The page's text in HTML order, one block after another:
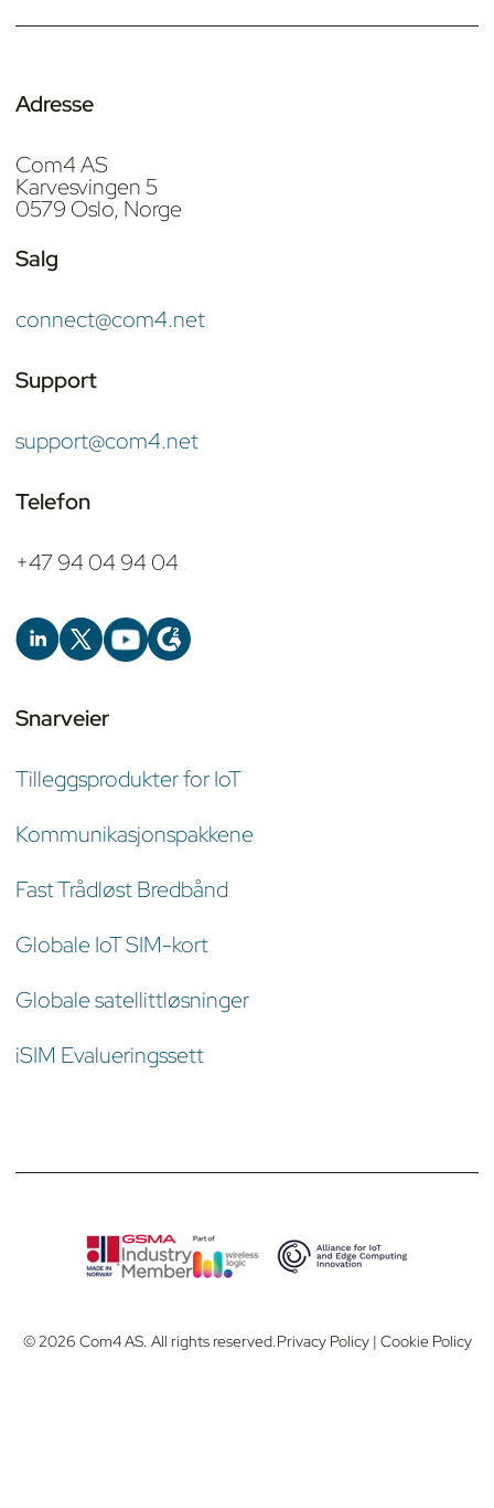
Adresse
Com4 AS
Karvesvingen 5
0579 Oslo, Norge
Salg
connect@com4.net
Support
support@com4.net
Telefon
+47 94 04 94 04
Snarveier
Tilleggsprodukter for IoT
Kommunikasjonspakkene
Fast Trådløst Bredbånd
Globale IoT SIM-kort
Globale satellittløsninger
iSIM Evalueringssett
© 2026 Com4 AS. All rights reserved.Privacy Policy | Cookie Policy